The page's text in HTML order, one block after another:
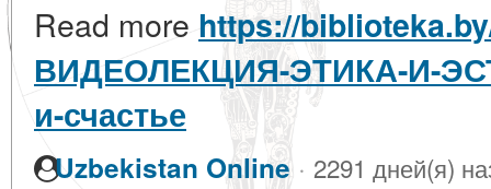
Read more https://
ВИДЕОЛЕКЦИЯ-ЭТИКА-И-
и-счастье
Uzbekistan Online · 2291 дней(я)